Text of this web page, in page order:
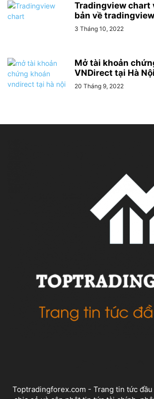
Tradingview chart
bản về
3 Tháng 10, 2022
Mở tài khoản
VNDirect tại Hà
20 Tháng 9, 2022
Toptradingforex.com - Trang tin tức